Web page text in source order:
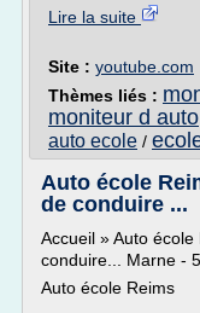
Lire la suite
Site : youtube.com
Thèmes liés :
moniteur d auto
auto ecole /
Auto école
de conduire ...
Accueil » Auto
conduire... Marne -
Auto école Reims